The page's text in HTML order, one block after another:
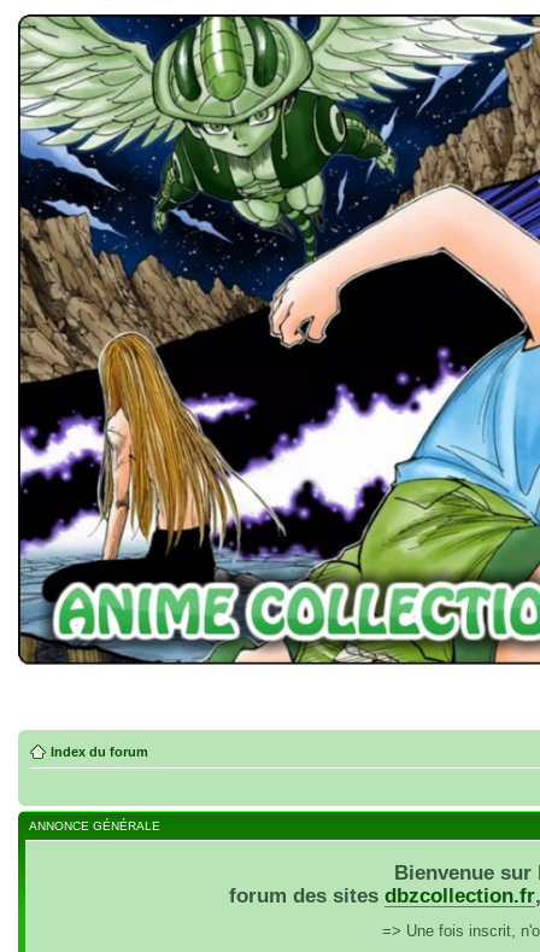
Index du forum
ANNONCE GÉNÉRALE
Bienvenue
forum des sites dbzcollection.fr
=> Une fois inscrit,